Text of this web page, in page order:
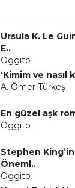
Ursula K. Le
E..
Oggito
‘Kimim ve nasıl
A. Ömer Türkeş
En güzel aşk
Oggito
Stephen
Öneml..
Oggito